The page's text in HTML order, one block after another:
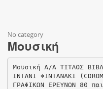
No category
Μουσική
Μουσική Α/Α ΤΙΤΛΟΣ
ΙΝΤΑΝΙ ΦΙΝΤΑΝΑΚΙ
ΓΡΑΦΙΚΩΝ ΕΡΕΥΝΩΝ 80